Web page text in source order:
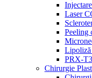
Laser
Peeling
Lipoliză
PRX-
Chirurgie